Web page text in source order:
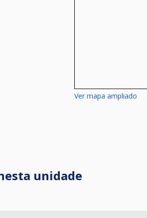
Ver mapa ampliado
unidade